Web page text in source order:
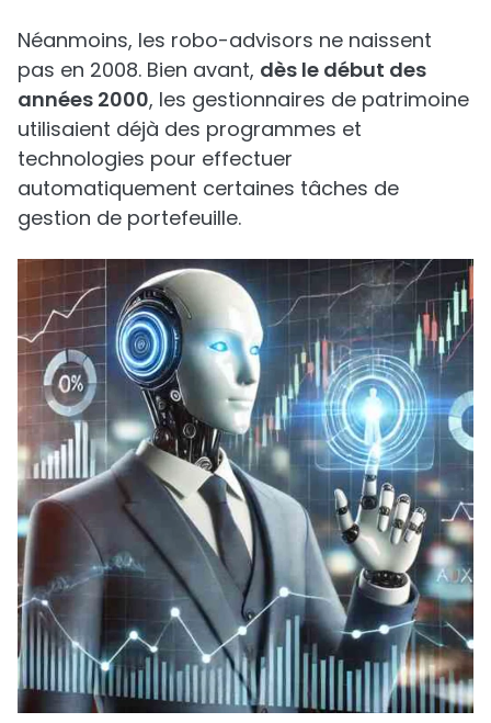
Néanmoins, les robo-advisors ne naissent
pas en 2008. Bien avant, dès le début des
années 2000, les gestionnaires de patrimoine
utilisaient déjà des programmes et
technologies pour effectuer
automatiquement certaines tâches de
gestion de portefeuille.